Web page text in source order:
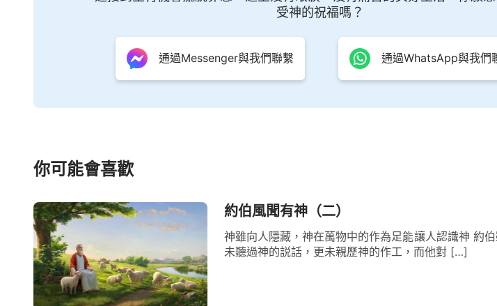
了，神作了很多實事，甚至你看不見的都是對你有益處的。就是人生在這個
的空氣對人是有益處的，但是有些植物對人有毒，這個有毒的植物也會有
剋，這是神造萬物的奇妙啊！這方面的話題咱們今天先不講，主要大概地講
互依存，人離不了萬物。神造萬物的重要性是什麼？就是人離不了萬物，
物。所以人對待萬物的態度應該是什麼？珍惜，保護，去有效地利用它，
費，也不要隨意地改變，因為萬物中的這一切都是從神來的，都是神供應給
它當回事。
——《話在肉身顯現·獨
受神的祝福嗎？
通過Messenger與我們聯繫 通過WhatsApp與我們
你可能會喜歡
約伯風聞有神（二）
神雖向人隱藏，神在萬物中的作為足能讓人認識神 約
未聽過神的説話，更未親歷神的作工，而他對 […]